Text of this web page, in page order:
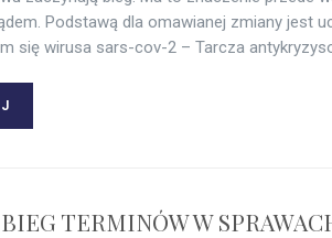
Podstawą dla omawianej zmiany jest
się wirusa sars-cov-2 – Tarcza
TERMINÓW W